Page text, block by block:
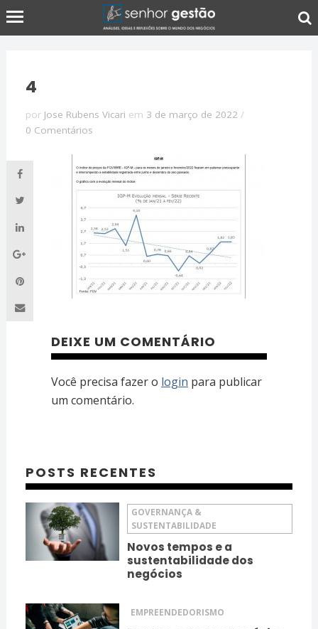
4
por Jose Rubens Vicari em 3 de março de 2022 /
0 Comentários
DEIXE UM COMENTÁRIO
Você precisa fazer o login para publicar
um comentário.
POSTS RECENTES
GOVERNANÇA &
SUSTENTABILIDADE
Novos tempos e a
sustentabilidade dos
negócios
EMPREENDEDORISMO